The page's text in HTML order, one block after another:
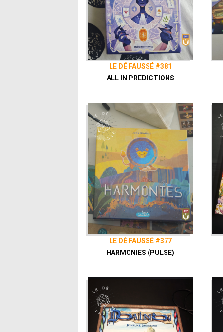
LE DÉ FAUSSÉ #381
ALL IN PREDICTIONS
LE DÉ FAUSSÉ #377
HARMONIES (PULSE)